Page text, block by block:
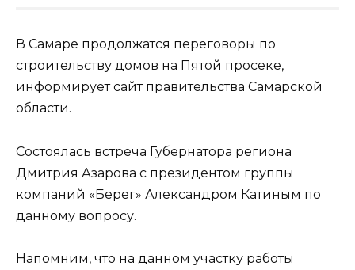
В Самаре продолжатся переговоры по
строительству домов на Пятой просеке,
информирует сайт правительства Самарской
области.
Состоялась встреча Губернатора региона
Дмитрия Азарова с президентом группы
компаний «Берег» Александром Катиным по
данному вопросу.
Напомним, что на данном участку работы